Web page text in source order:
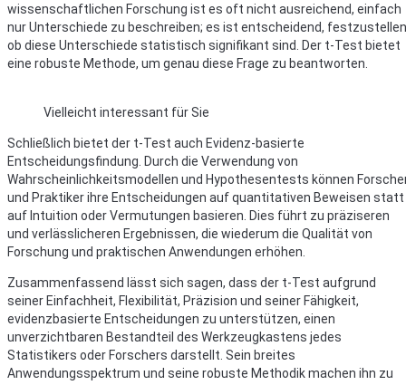
wissenschaftlichen Forschung ist es oft nicht ausreichend, einfach
nur Unterschiede zu beschreiben; es ist entscheidend,
ob diese Unterschiede statistisch signifikant sind. Der t-Test bietet
eine robuste Methode, um genau diese Frage zu beantworten.
Vielleicht interessant für Sie
Schließlich bietet der t-Test auch Evidenz-basierte
Entscheidungsfindung. Durch die Verwendung von
Wahrscheinlichkeitsmodellen und Hypothesentests können
und Praktiker ihre Entscheidungen auf quantitativen Beweisen statt
auf Intuition oder Vermutungen basieren. Dies führt zu präziseren
und verlässlicheren Ergebnissen, die wiederum die Qualität von
Forschung und praktischen Anwendungen erhöhen.
Zusammenfassend lässt sich sagen, dass der t-Test aufgrund
seiner Einfachheit, Flexibilität, Präzision und seiner Fähigkeit,
evidenzbasierte Entscheidungen zu unterstützen, einen
unverzichtbaren Bestandteil des Werkzeugkastens jedes
Statistikers oder Forschers darstellt. Sein breites
Anwendungsspektrum und seine robuste Methodik machen ihn zu